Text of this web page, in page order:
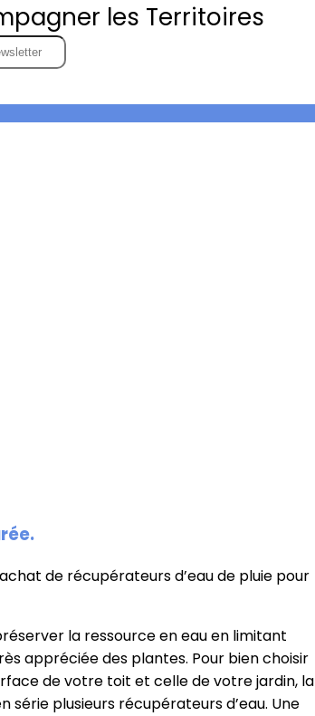
les Territoires
de récupérateurs d’eau de pluie pour
la ressource en eau en limitant
appréciée des plantes. Pour bien choisir
de votre toit et celle de votre jardin, la
série plusieurs récupérateurs d’eau. Une